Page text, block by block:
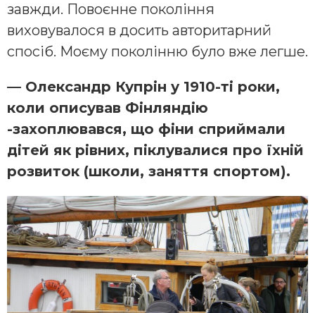
завжди. Повоєнне покоління
виховувалося в досить авторитарний
спосіб. Моєму поколінню було вже легше.
— Олександр Купрін у 1910-ті роки,
коли описував Фінляндію
-захоплювався, що фіни сприймали
дітей як рівних, піклувалися про їхній
розвиток (школи, заняття спортом).